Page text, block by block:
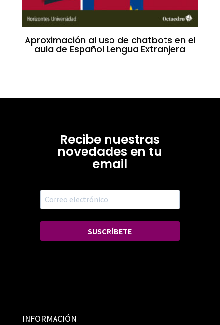
Aproximación al uso de chatbots en el
aula de Español Lengua Extranjera
Recibe nuestras
novedades en tu
email
SUSCRÍBETE
INFORMACIÓN